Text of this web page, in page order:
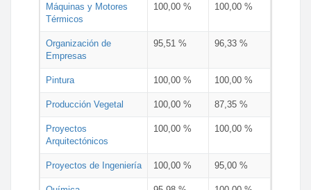
Máquinas y Motores
Térmicos
100,00 % 100,00 %
Organización de
Empresas
95,51 % 96,33 %
Pintura 100,00 % 100,00 %
Producción Vegetal 100,00 % 87,35 %
Proyectos
Arquitectónicos
100,00 % 100,00 %
Proyectos de Ingeniería 100,00 % 95,00 %